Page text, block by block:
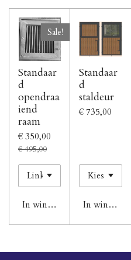
Sale!
Standaar
d
opendraa
iend
raam
€ 350,00
€ 495,00
In winkelwagen
Standaar
d
staldeur
€ 735,00
In